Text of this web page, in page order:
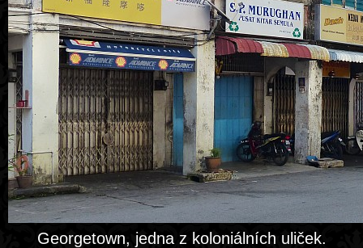
Georgetown, jedna z koloniálních uliček.